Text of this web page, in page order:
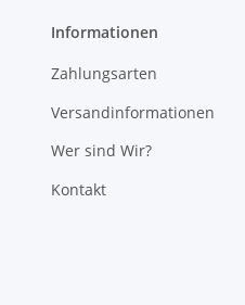
Informationen
Zahlungsarten
Versandinformationen
Wer sind Wir?
Kontakt